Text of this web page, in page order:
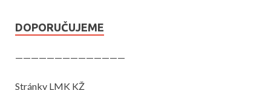
DOPORUČUJEME
——————————————
Stránky LMK KŽ